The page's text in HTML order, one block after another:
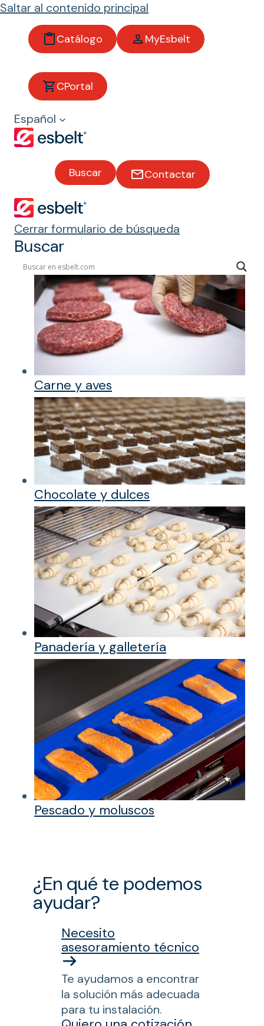
Saltar al contenido principal
Catálogo MyEsbelt
CPortal
Español
Buscar Contactar
Cerrar formulario de búsqueda
Buscar
Aliment
ación
Bandas
transportado
ras para el
alimentación
Carne y aves
Chocolate y dulces
Panadería y galletería
Pescado y moluscos
¿En qué te podemos
ayudar?
Necesito
asesoramiento técnico
Te ayudamos a encontrar
la solución más adecuada
para tu instalación.